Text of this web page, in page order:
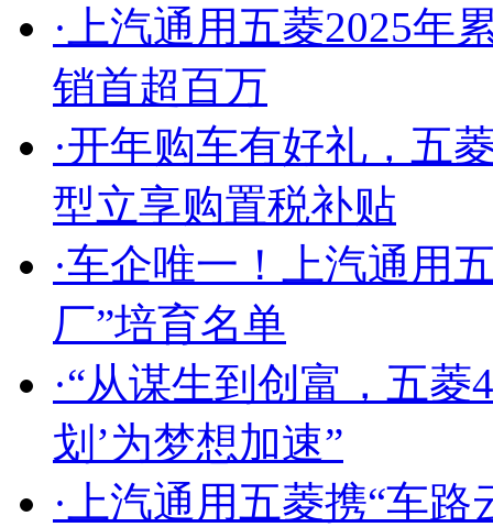
· 上汽通用五菱2025年
销首超百万
·开年购车有好礼，五
型立享购置税补贴
·车企唯一！上汽通用
厂”培育名单
·“从谋生到创富，五菱
划’为梦想加速”
· 上汽通用五菱携“车